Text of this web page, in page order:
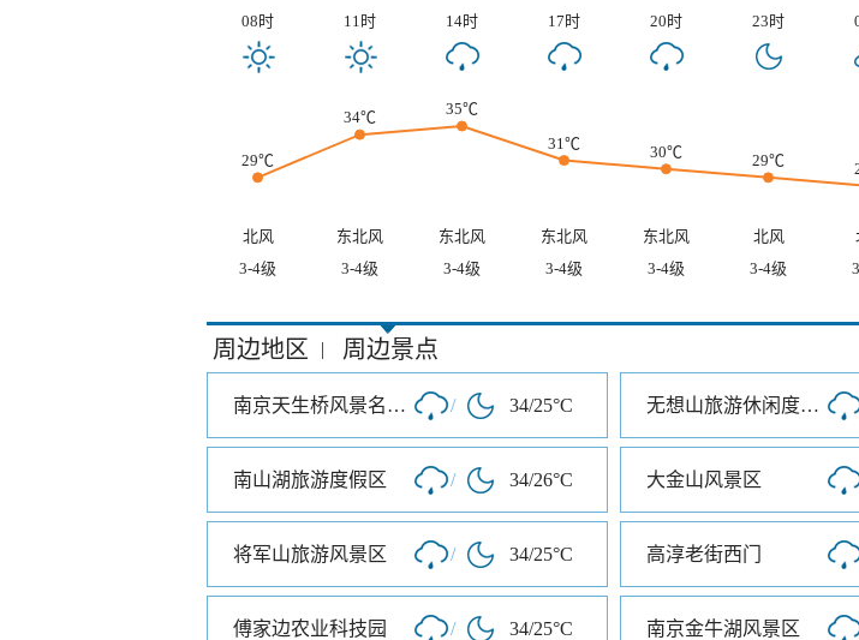
08时 11时 14时 17时 20时 23时
29℃
34℃
35℃
31℃
30℃ 29℃
北风 东北风 东北风 东北风 东北风 北风
3-4级
3-4级 3-4级 3-4级 3-4级 3-4级
周边地区 | 周边景点
南京天生桥风景名胜区 / 34/25°C 无想山旅游休闲度假区
南山湖旅游度假区 / 34/26°C 大金山风景区
将军山旅游风景区 / 34/25°C 高淳老街西门
傅家边农业科技园 / 34/25°C 南京金牛湖风景区